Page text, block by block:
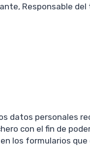
Responsable
datos personales
con el fin de
los formularios